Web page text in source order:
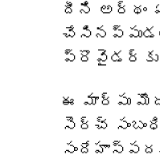
దీని అర్థం
ప్రొవైడర్‌కు
ఈ మార్పు
సెర్చ్